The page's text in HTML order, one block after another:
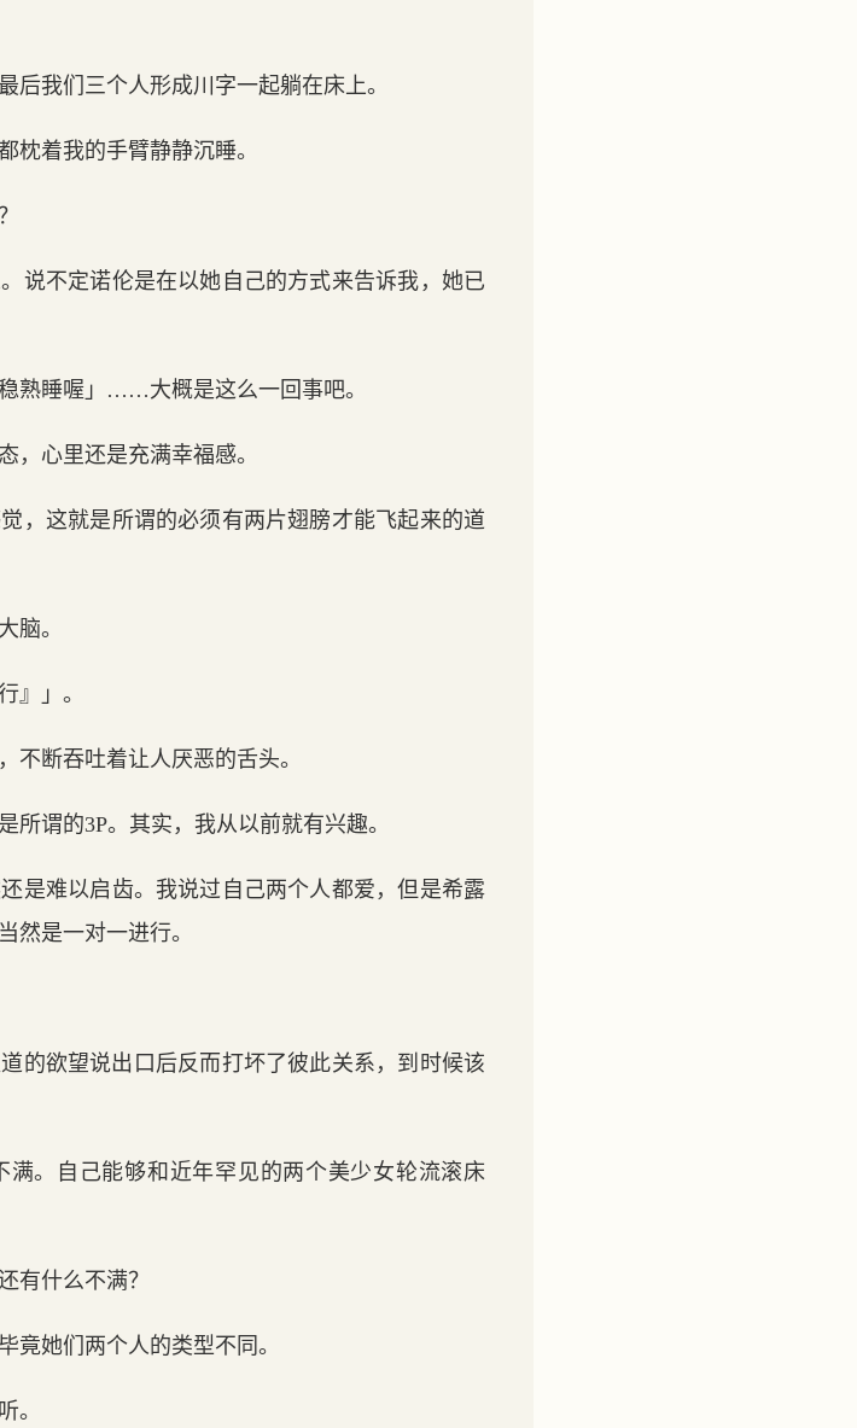
后我们三个人形成川字一起躺在床上。
枕着我的手臂静静沉睡。
说不定诺伦是在以她自己的方式来告诉我，她已
熟睡喔」……大概是这么一回事吧。
，心里还是充满幸福感。
，这就是所谓的必须有两片翅膀才能飞起来的道
脑。
』」。
不断吞吐着让人厌恶的舌头。
谓的3P。其实，我从以前就有兴趣。
是难以启齿。我说过自己两个人都爱，但是希露
是一对一进行。
的欲望说出口后反而打坏了彼此关系，到时候该
。自己能够和近年罕见的两个美少女轮流滚床
有什么不满？
竟她们两个人的类型不同。
。